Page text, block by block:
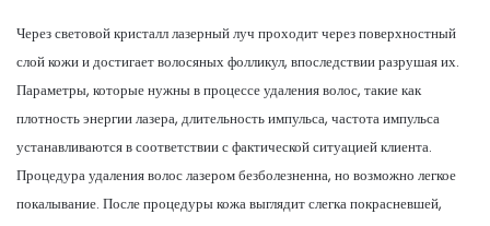
Через световой кристалл лазерный луч проходит через поверхностный
слой кожи и достигает волосяных фолликул, впоследствии разрушая их.
Параметры, которые нужны в процессе удаления волос, такие как
плотность энергии лазера, длительность импульса, частота импульса
устанавливаются в соответствии с фактической ситуацией клиента.
Процедура удаления волос лазером безболезненна, но возможно легкое
покалывание. После процедуры кожа выглядит слегка покрасневшей,